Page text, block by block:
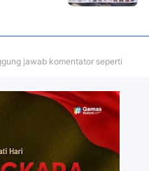
jawab komentator seperti